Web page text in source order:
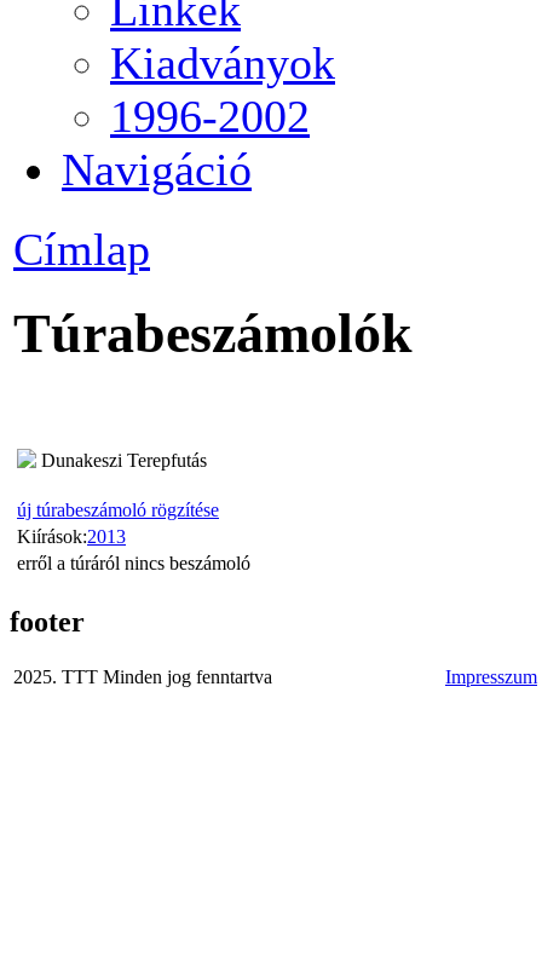
Kiadványok
1996-2002
Navigáció
Címlap
Túrabeszámolók
Dunakeszi Terepfutás
új túrabeszámoló rögzítése
Kiírások:2013
erről a túráról nincs beszámoló
footer
2025. TTT Minden jog fenntartva Impresszum